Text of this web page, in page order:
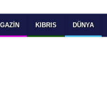
KIBRIS DÜNYA